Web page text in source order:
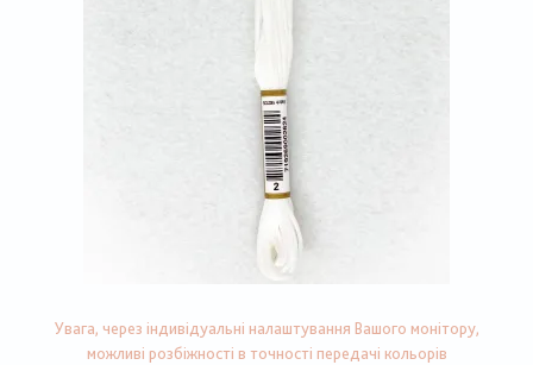
Увага, через індивідуальні налаштування Вашого монітору,
можливі розбіжності в точності передачі кольорів